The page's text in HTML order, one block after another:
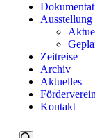
Ausstellung
Zeitreise
Archiv
Aktuelles
Förderverein
Kontakt